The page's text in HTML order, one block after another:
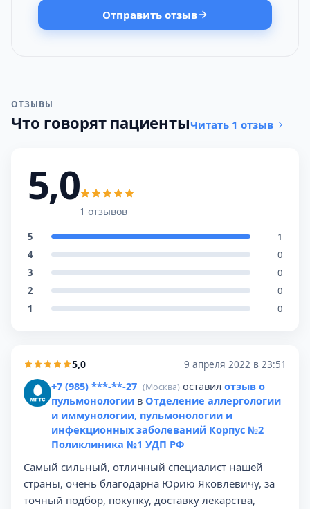
Отправить отзыв
ОТЗЫВЫ
Что говорят пациентыЧитать 1 отзыв
5,0
1 отзывов
5
1
4
0
3
0
2
0
1
0
5,0 9 апреля 2022 в 23:51
+7 (985) ***-**-27 (Москва) оставил отзыв о
пульмонологии в Отделение аллергологии
и иммунологии, пульмонологии и
инфекционных заболеваний Корпус №2
Поликлиника №1 УДП РФ
Самый сильный, отличный специалист нашей
страны, очень благодарна Юрию Яковлевичу, за
точный подбор, покупку, доставку лекарства,